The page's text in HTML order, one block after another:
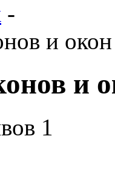
-
и окон
и
1